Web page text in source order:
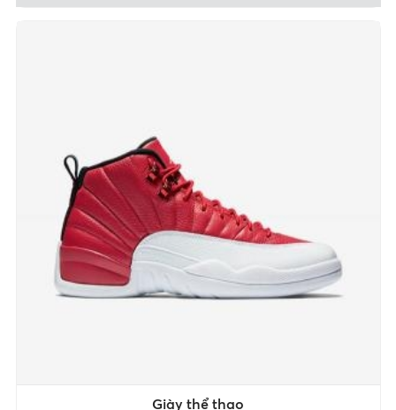
Giày thể thao